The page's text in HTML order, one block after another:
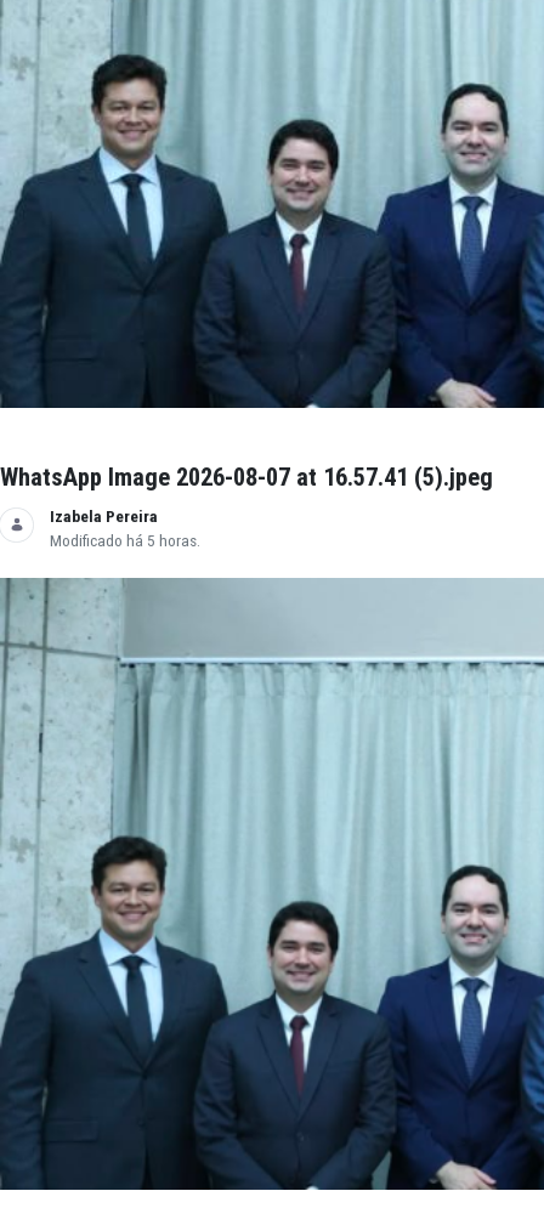
WhatsApp Image 2026-08-07 at 16.57.41
Izabela Pereira
Modificado há 5 horas.
WhatsApp Image 2026-08-07 at 16.57.41
Izabela Pereira
Modificado há 5 horas.